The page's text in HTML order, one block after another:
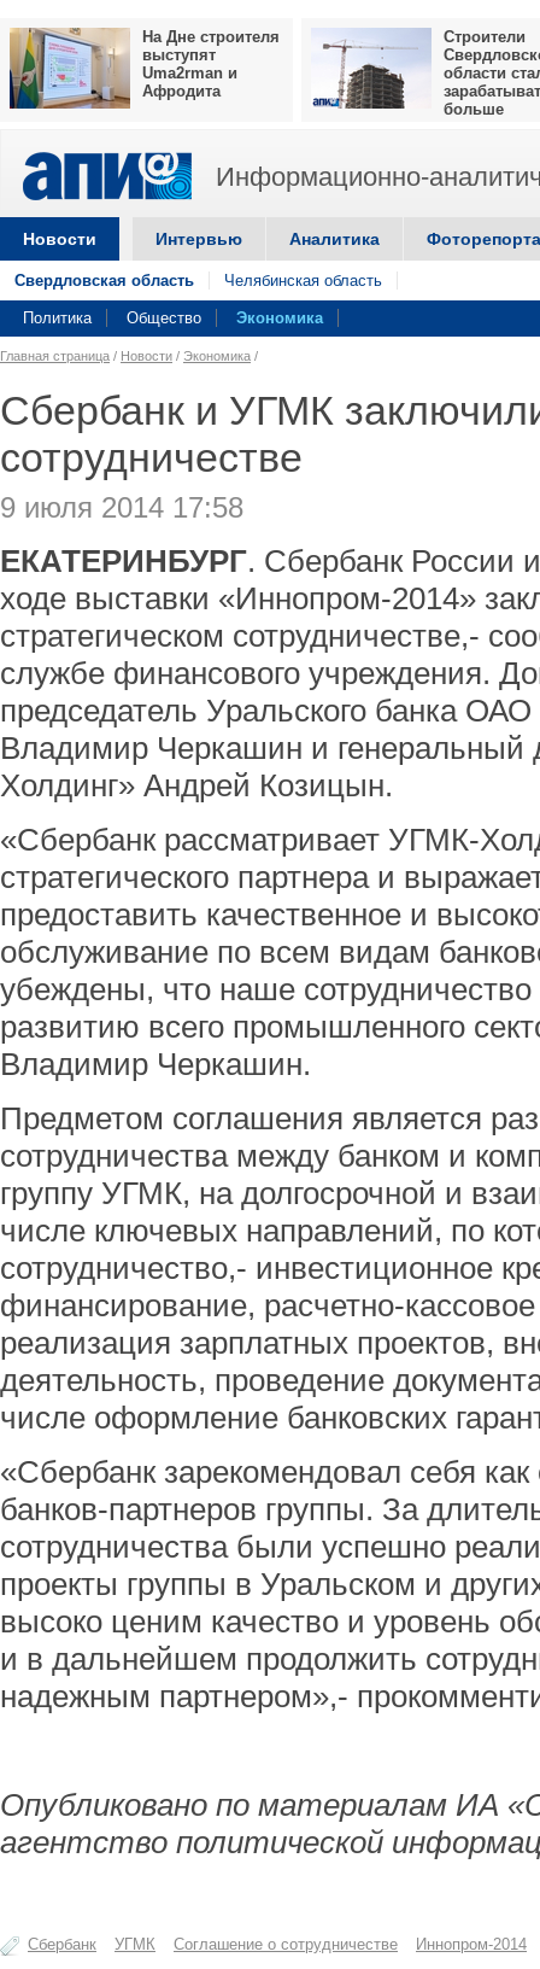
На Дне строителя
выступят
Uma2rman и
Афродита
Строители
области
больше
Информационно-
Новости Интервью Аналитика
Свердловская область Челябинская область
Политика Общество Экономика
Главная страница / Новости / Экономика /
Сбербанк и УГМК
сотрудничестве
9 июля 2014 17:58
ЕКАТЕРИНБУРГ. Сбербанк России
ходе выставки «Иннопром-2014»
стратегическом сотрудничестве,-
службе финансового учреждения.
председатель Уральского банка
Владимир Черкашин и
Холдинг» Андрей Козицын.
«Сбербанк рассматривает УГМК-
стратегического партнера и
предоставить качественное и
обслуживание по всем видам
убеждены, что наше сотрудничество
развитию всего промышленного
Владимир Черкашин.
Предметом соглашения является
сотрудничества между банком и
группу УГМК, на долгосрочной и
числе ключевых направлений, по
сотрудничество,- инвестиционное
финансирование, расчетно-
реализация зарплатных проектов,
деятельность, проведение
числе оформление банковских
«Сбербанк зарекомендовал себя
банков-партнеров группы. За
сотрудничества были успешно
проекты группы в Уральском и
высоко ценим качество и уровень
и в дальнейшем продолжить
надежным партнером»,-
Опубликовано по материалам ИА
агентство политической
Сбербанк УГМК Соглашение о сотрудничестве Иннопром-2014